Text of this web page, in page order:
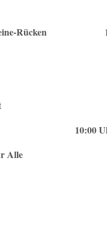
Beine-Rücken
Uhr
für Alle
CHI